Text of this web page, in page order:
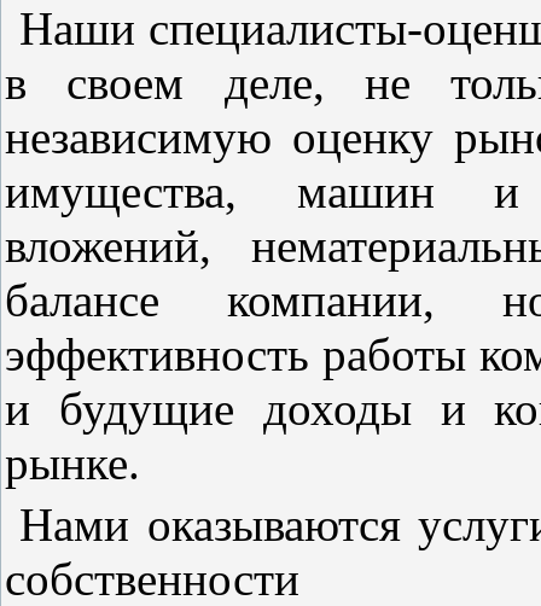
Наши специалисты-
в своем деле, не
независимую оценку
имущества, машин и
вложений,
балансе компании,
эффективность работы
и будущие доходы и
рынке.
Нами оказываются
собственности